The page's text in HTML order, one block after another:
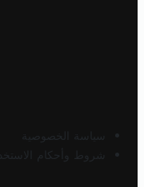
سياسة الخصوصية
شروط وأحكام